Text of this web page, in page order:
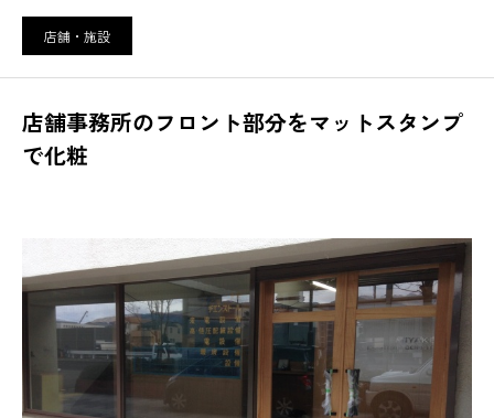
店舗・施設
店舗事務所のフロント部分をマットスタンプ
で化粧